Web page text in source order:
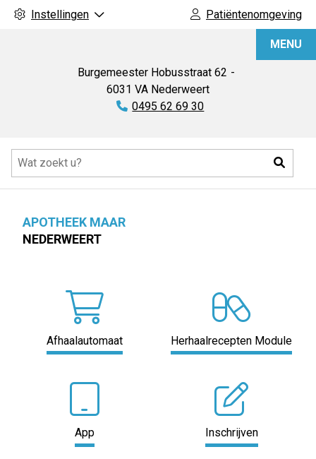
Instellingen Patiëntenomgeving
Burgemeester Hobusstraat62
6031 VA Nederweert
Tel:
0495 62 69 30
MENU
APOTHEEK MAAR
NEDERWEERT
Afhaalautomaat Herhaalrecepten Module
App Inschrijven